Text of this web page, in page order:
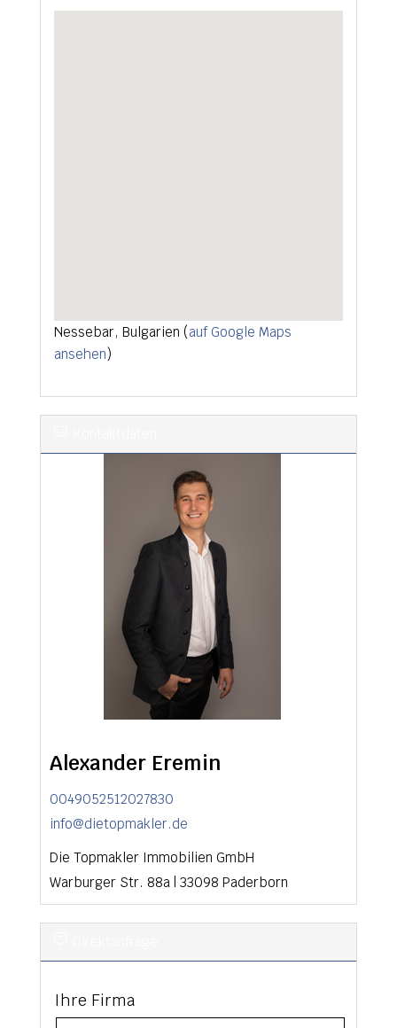
Nessebar, Bulgarien (auf Google Maps
ansehen)
Alexander Eremin
0049052512027830
info@dietopmakler.de
Die Topmakler Immobilien GmbH
Warburger Str. 88a
33098 Paderborn
Ihre Firma